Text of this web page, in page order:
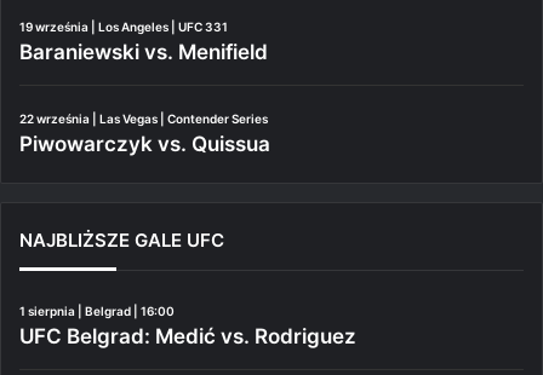
19 września | Los Angeles | UFC 331
Baraniewski vs. Menifield
22 września | Las Vegas | Contender Series
Piwowarczyk vs. Quissua
NAJBLIŻSZE GALE UFC
1 sierpnia | Belgrad | 16:00
UFC Belgrad: Medić vs. Rodriguez